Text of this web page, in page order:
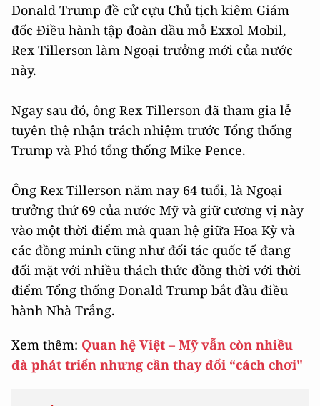
Donald Trump đề cử cựu Chủ tịch kiêm Giám
đốc Điều hành tập đoàn dầu mỏ Exxol Mobil,
Rex Tillerson làm Ngoại trưởng mới của nước
này.
Ngay sau đó, ông Rex Tillerson đã tham gia lễ
tuyên thệ nhận trách nhiệm trước Tổng thống
Trump và Phó tổng thống Mike Pence.
Ông Rex Tillerson năm nay 64 tuổi, là Ngoại
trưởng thứ 69 của nước Mỹ và giữ cương vị này
vào một thời điểm mà quan hệ giữa Hoa Kỳ và
các đồng minh cũng như đối tác quốc tế đang
đối mặt với nhiều thách thức đồng thời với thời
điểm Tổng thống Donald Trump bắt đầu điều
hành Nhà Trắng.
Xem thêm: Quan hệ Việt – Mỹ vẫn còn nhiều
đà phát triển nhưng cần thay đổi “cách chơi"